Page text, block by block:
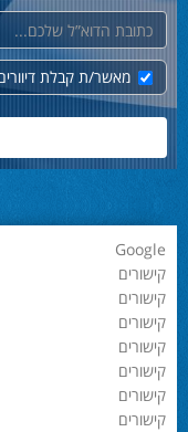
דוא"ל
מאשר/ת קבלת
Google
קישורים
קישורים
קישורים
קישורים
קישורים
קישורים
קישורים